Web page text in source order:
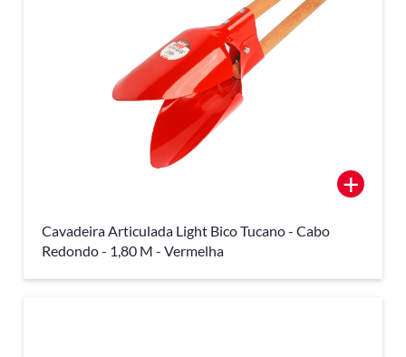
Cavadeira Articulada Light Bico Tucano - Cabo
Redondo - 1,80 M - Vermelha
+